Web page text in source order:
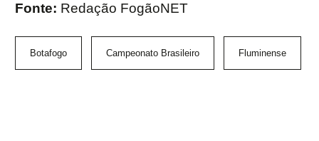
Fonte: Redação FogãoNET
Botafogo Campeonato Brasileiro Fluminense